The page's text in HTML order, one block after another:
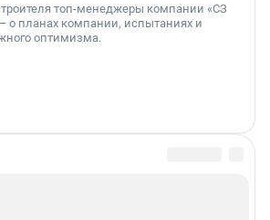
топ-менеджеры компании «СЗ
о планах компании, испытаниях и
оптимизма.